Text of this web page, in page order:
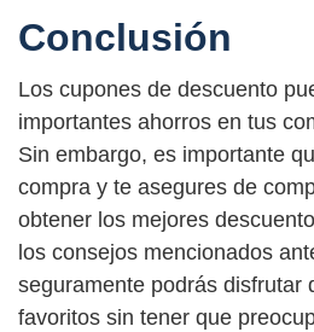
Conclusión
Los cupones de descuento
importantes ahorros en tus
Sin embargo, es importante
compra y te asegures de
obtener los mejores
los consejos mencionados
seguramente podrás disfrutar
favoritos sin tener que